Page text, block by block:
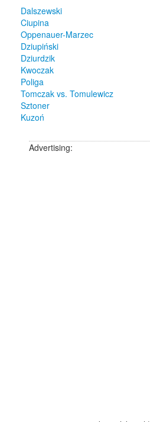
Dalszewski
Ciupina
Oppenauer-Marzec
Dziupiński
Dziurdzik
Kwoczak
Poliga
Tomczak vs. Tomulewicz
Sztoner
Kuzoń
Advertising: